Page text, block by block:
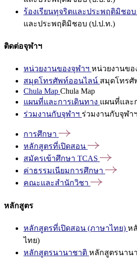
ร้องเรียนทุจริตและประพฤติมิชอ
และประพฤติมิชอบ (ป.ป.ท.)
ติดต่อจุฬาฯ
หน่วยงานของจุฬาฯ หน่วยงานขอ
สมุดโทรศัพท์ออนไลน์ สมุดโทรศั
Chula Map Chula Map
แผนที่และการเดินทาง แผนที่และ
ร่วมงานกับจุฬาฯ ร่วมงานกับจุฬาฯ
การศึกษา
หลักสูตรที่เปิดสอน
สมัครเข้าศึกษา TCAS
ค่าธรรมเนียมการศึกษา
คณะและสำนักวิชา
หลักสูตร
หลักสูตรที่เปิดสอน (ภาษาไทย) ห
ไทย)
หลักสูตรนานาชาติ หลักสูตรนาน